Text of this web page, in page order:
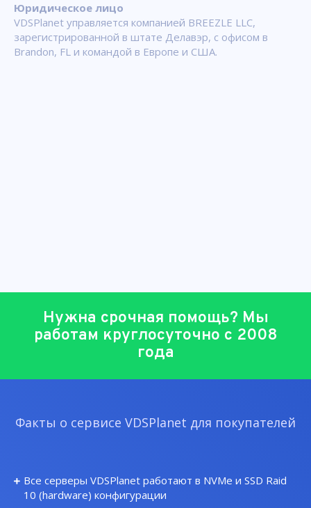
Юридическое лицо
VDSPlanet управляется компанией BREEZLE LLC,
зарегистрированной в штате Делавэр, с офисом в
Brandon, FL и командой в Европе и США.
Нужна срочная помощь? Мы
работам круглосуточно с 2008
года
Факты о сервисе VDSPlanet для покупателей
Все серверы VDSPlanet работают в NVMe и SSD Raid
10 (hardware) конфигурации